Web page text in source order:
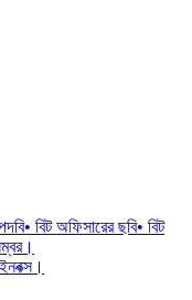
বিট অফিসারের ছবি• বিট